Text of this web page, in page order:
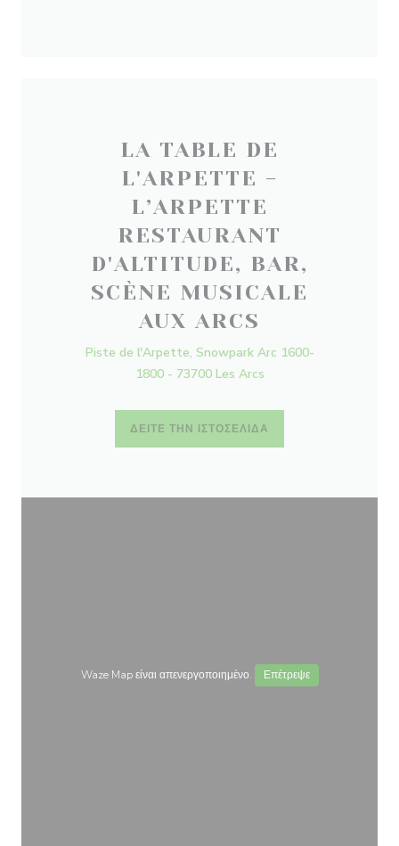
LA TABLE DE
L'ARPETTE -
L’ARPETTE
RESTAURANT
D'ALTITUDE, BAR,
SCÈNE MUSICALE
AUX ARCS
Piste de l'Arpette, Snowpark Arc 1600-
1800 - 73700 Les Arcs
ΔΕΊΤΕ ΤΗΝ ΙΣΤΟΣΕΛΊΔΑ
Waze Map είναι απενεργοποιημένο. Επέτρεψε